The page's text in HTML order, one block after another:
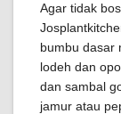
Agar tidak
bumbu dasar
lodeh dan
dan sambal
jamur atau